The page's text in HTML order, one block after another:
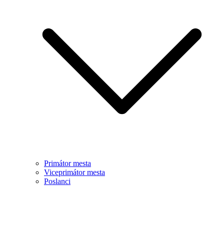
Primátor mesta
Viceprimátor mesta
Poslanci